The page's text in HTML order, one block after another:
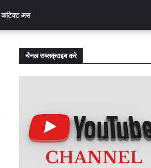
कांटेक्ट अस
चैनल सब्सक्राइब करे